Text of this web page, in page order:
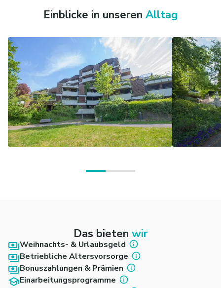
Einblicke in unseren Alltag
Das bieten wir
Weihnachts- & Urlaubsgeld
Betriebliche Altersvorsorge
Bonuszahlungen & Prämien
Einarbeitungsprogramme